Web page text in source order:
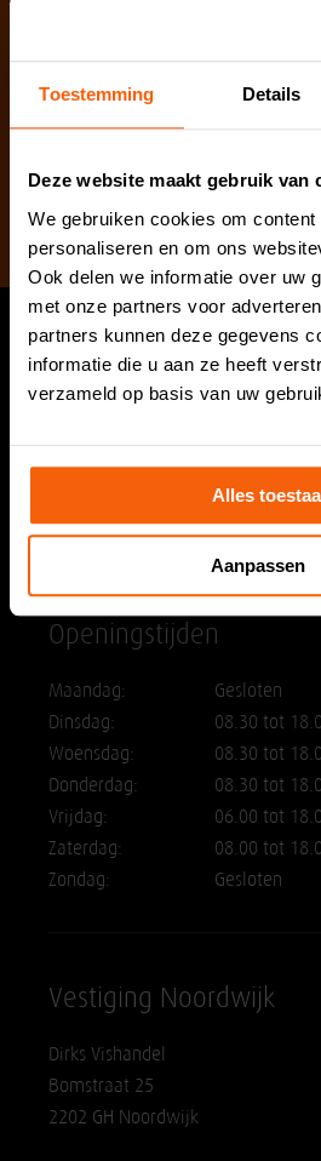
Toestemming Details
Deze website maakt gebruik van
We gebruiken cookies om
personaliseren en om ons
Ook delen we informatie over uw
met onze partners voor
partners kunnen deze gegevens
informatie die u aan ze heeft
verzameld op basis van uw
Alles
Aanpassen
Aanmelden
Hoofdvestiging
Dirks Vishandel
2221 BE Katwijk
Tel. 071 408 17 07
info@dirksvishandel.nl
Openingstijden
Maandag:
Gesloten
Dinsdag:
08.30 tot
Woensdag:
08.30 tot
Donderdag:
08.30 tot
Vrijdag:
06.00 tot
Zaterdag:
08.00 tot
Zondag:
Gesloten
Vestiging Noordwijk
Dirks Vishandel
Bomstraat 25
2202 GH Noordwijk